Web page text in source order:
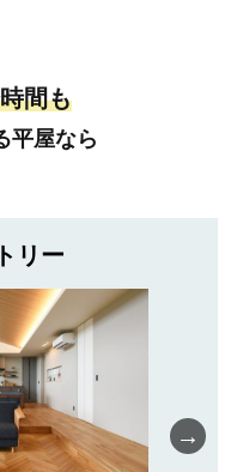
間も
平屋なら
リー
→